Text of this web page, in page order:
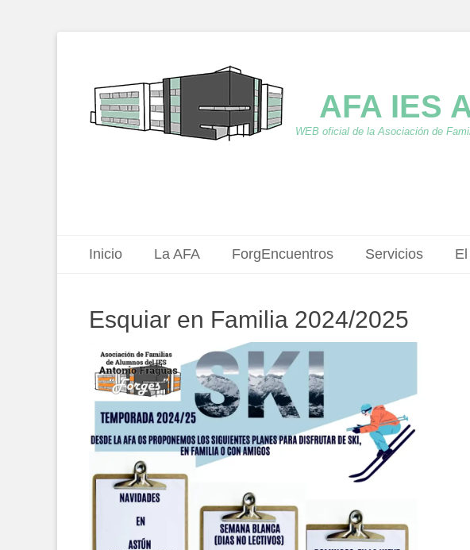
AFA IES
WEB oficial de la Asociación de
Menú principal
Saltar
Inicio La AFA ForgEncuentros Servicios
Esquiar en Familia 2024/2025